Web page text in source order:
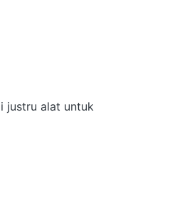
justru alat untuk